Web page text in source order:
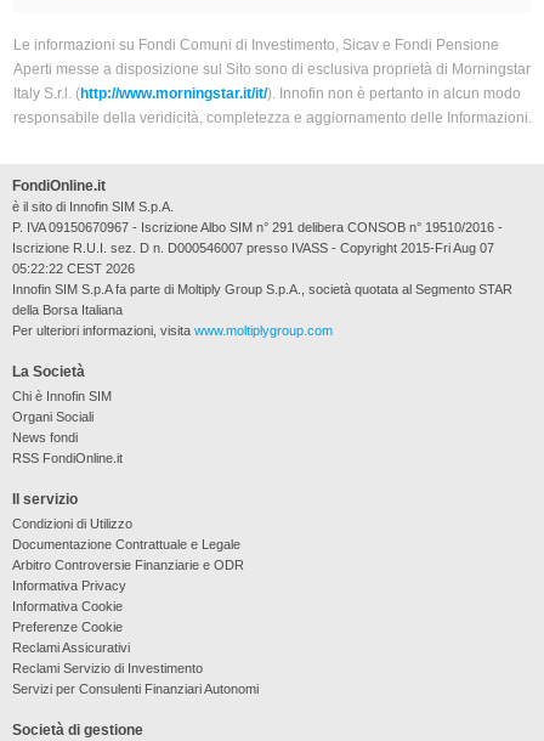
Le informazioni su Fondi Comuni di Investimento, Sicav e Fondi Pensione
Aperti messe a disposizione sul Sito sono di esclusiva proprietà di Morningstar
Italy S.r.l. (http://www.morningstar.it/it/). Innofin non è pertanto in alcun modo
responsabile della veridicità, completezza e aggiornamento delle Informazioni.
La Società
Chi è Innofin SIM
Organi Sociali
News fondi
RSS FondiOnline.it
Il servizio
Condizioni di Utilizzo
Documentazione Contrattuale e Legale
Arbitro Controversie Finanziarie e ODR
Informativa Privacy
Informativa Cookie
Preferenze Cookie
Reclami Assicurativi
Reclami Servizio di Investimento
Servizi per Consulenti Finanziari Autonomi
Società di gestione
FondiOnline.it
è il sito di Innofin SIM S.p.A.
P. IVA 09150670967 - Iscrizione Albo SIM n° 291 delibera CONSOB n° 19510/2016 -
Iscrizione R.U.I. sez. D n. D000546007 presso IVASS - Copyright 2015-Fri Aug 07
05:22:22 CEST 2026
Innofin SIM S.p.A fa parte di Moltiply Group S.p.A., società quotata al Segmento STAR
della Borsa Italiana
Per ulteriori informazioni, visita www.moltiplygroup.com